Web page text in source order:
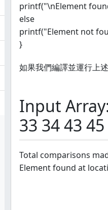
printf("\nElement
else
printf("Element not
}
如果我們編譯並運行上
Input
33 34 43
Total comparisons
Element found at